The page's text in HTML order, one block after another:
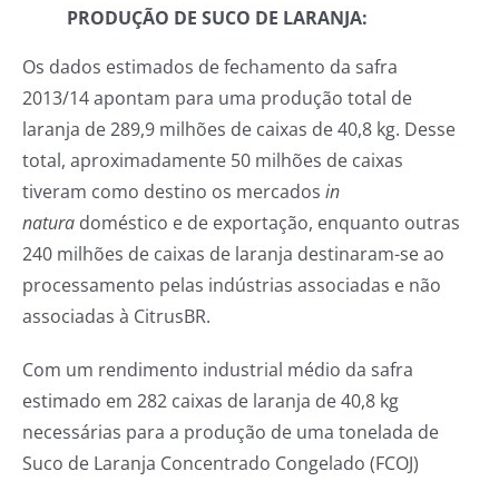
PRODUÇÃO DE SUCO DE LARANJA:
Os dados estimados de fechamento da safra
2013/14 apontam para uma produção total de
laranja de 289,9 milhões de caixas de 40,8 kg. Desse
total, aproximadamente 50 milhões de caixas
tiveram como destino os mercados in
naturadoméstico e de exportação, enquanto outras
240 milhões de caixas de laranja destinaram-se ao
processamento pelas indústrias associadas e não
associadas à CitrusBR.
Com um rendimento industrial médio da safra
estimado em 282 caixas de laranja de 40,8 kg
necessárias para a produção de uma tonelada de
Suco de Laranja Concentrado Congelado (FCOJ)